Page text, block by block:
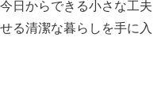
日からできる小さな工夫
る清潔な暮らしを手に入